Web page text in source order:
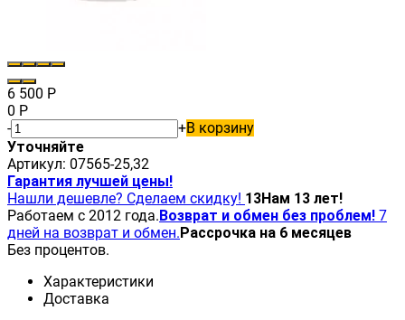
6 500 Р
0 Р
-
+В корзину
Уточняйте
Артикул: 07565-25,32
Гарантия лучшей цены!
Нашли дешевле? Сделаем скидку! 13Нам 13 лет!
Работаем с 2012 года.Возврат и обмен без проблем! 7
дней на возврат и обмен.Рассрочка на 6 месяцев
Без процентов.
Характеристики
Доставка